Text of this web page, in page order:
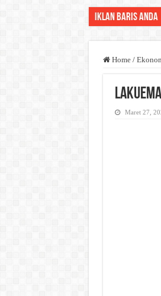
Iklan Baris Anda
Home /
Maret 27,